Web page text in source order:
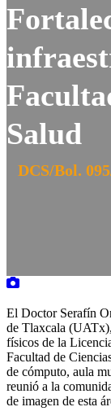
Salud
DCS/Bol.
El Doctor Serafín
de Tlaxcala
físicos de la
Facultad de
de cómputo, aula
reunió a la
de imagen de esta